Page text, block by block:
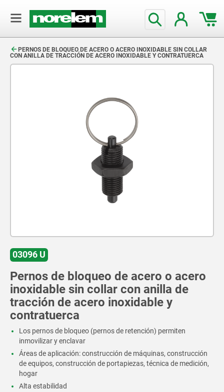
PERNOS DE BLOQUEO DE ACERO O ACERO INOXIDABLE SIN COLLAR
CON ANILLA DE TRACCIÓN DE ACERO INOXIDABLE Y CONTRATUERCA
03096 U
Pernos de bloqueo de acero o acero
inoxidable sin collar con anilla de
tracción de acero inoxidable y
contratuerca
Los pernos de bloqueo (pernos de retención) permiten
inmovilizar y enclavar
Áreas de aplicación: construcción de máquinas, construcción
de equipos, construcción de portapiezas, técnica de medición,
hogar
Alta estabilidad